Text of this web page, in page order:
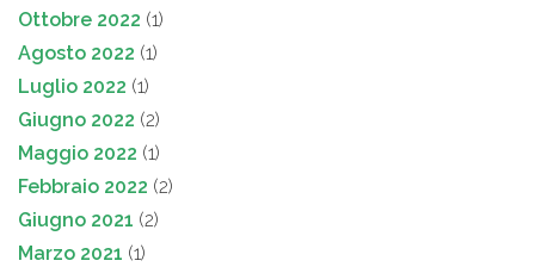
Ottobre 2022 (1)
Agosto 2022 (1)
Luglio 2022 (1)
Giugno 2022 (2)
Maggio 2022 (1)
Febbraio 2022 (2)
Giugno 2021 (2)
Marzo 2021 (1)